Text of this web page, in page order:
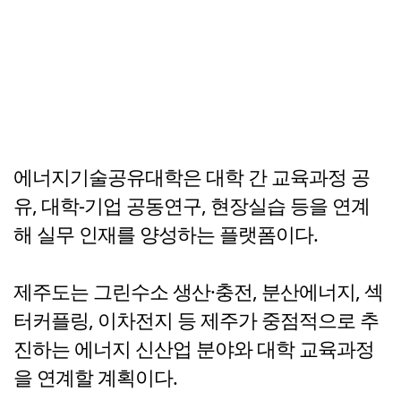
에너지기술공유대학은 대학 간 교육과정 공
유, 대학-기업 공동연구, 현장실습 등을 연계
해 실무 인재를 양성하는 플랫폼이다.
제주도는 그린수소 생산·충전, 분산에너지, 섹
터커플링, 이차전지 등 제주가 중점적으로 추
진하는 에너지 신산업 분야와 대학 교육과정
을 연계할 계획이다.